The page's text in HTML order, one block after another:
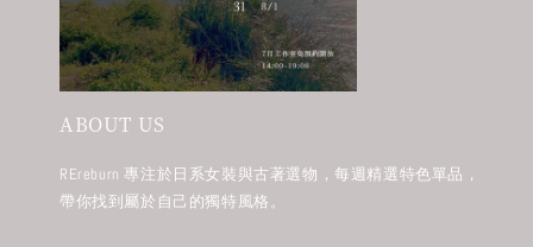
ABOUT US
REreburn 專注於日系女裝與古著選物，每週精選特色單品，
帶你找到屬於自己的獨特風格。